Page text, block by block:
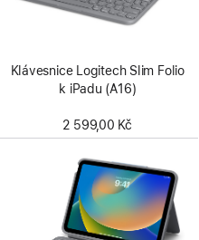
Klávesnice Logitech Slim Folio
k iPadu (A16)
2 599,00 Kč